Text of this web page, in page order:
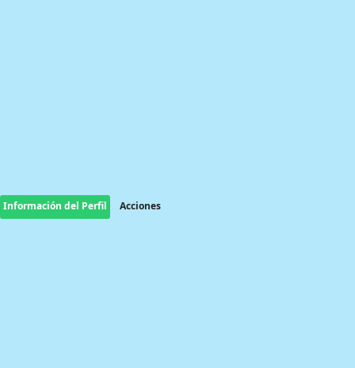
Información del Perfil Acciones